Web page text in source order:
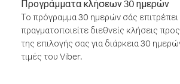
Προγράμματα κλήσεων 30 ημερών
Το πρόγραμμα 30 ημερών σάς επιτρέπει
πραγματοποιείτε διεθνείς κλήσεις
της επιλογής σας για διάρκεια 30
τιμές του Viber.